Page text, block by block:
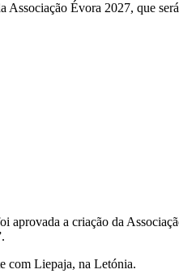
Évora 2027, que
a criação da
com Liepaja, na Letónia.